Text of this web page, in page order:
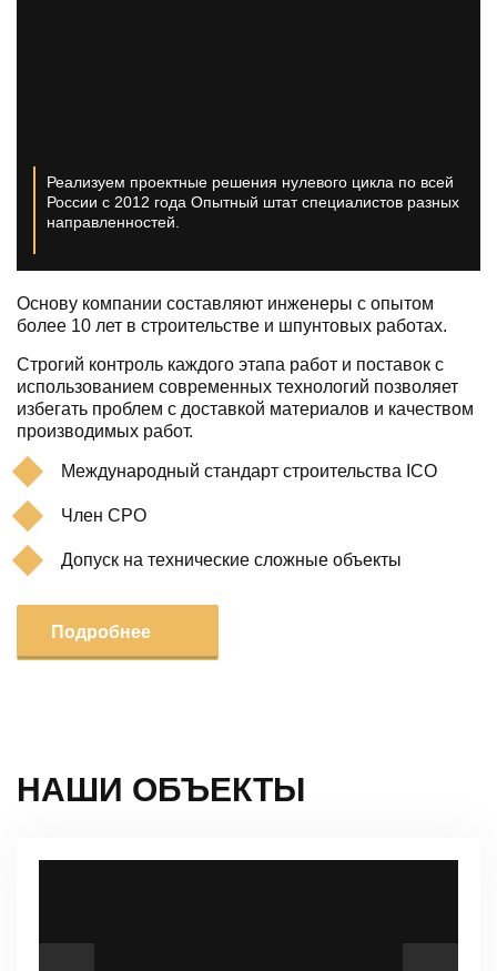
Реализуем проектные решения нулевого цикла по всей
России с 2012 года Опытный штат специалистов разных
направленностей.
Основу компании составляют инженеры с опытом
более 10 лет в строительстве и шпунтовых работах.
Строгий контроль каждого этапа работ и поставок с
использованием современных технологий позволяет
избегать проблем с доставкой материалов и качеством
производимых работ.
Международный стандарт строительства ICO
Член СРО
Допуск на технические сложные объекты
Подробнее
НАШИ ОБЪЕКТЫ